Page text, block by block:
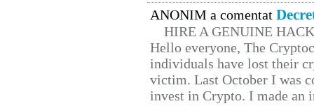
ANONIM a comentat
HIRE A GENUINE
Hello everyone, The
individuals have lost their
victim. Last October I was
invest in Crypto. I made